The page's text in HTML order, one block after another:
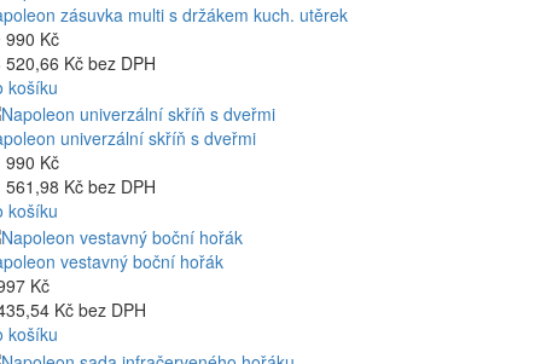
zásuvka multi s držákem kuch. utěrek
990 Kč
520,66 Kč bez DPH
košíku
univerzální skříň s dveřmi
990 Kč
561,98 Kč bez DPH
košíku
vestavný boční hořák
Kč
Kč bez DPH
košíku